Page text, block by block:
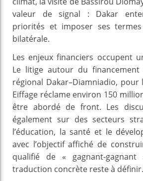
valeur de signal : Dakar
priorités et imposer ses
bilatérale.
Les enjeux financiers occupent
Le litige autour du
régional Dakar–Diamniadio, pour
Eiffage réclame environ 150
être abordé de front. Les
également sur des secteurs
l’éducation, la santé et le
avec l’objectif affiché de
qualifié de « gagnant-
traduction concrète reste à définir.